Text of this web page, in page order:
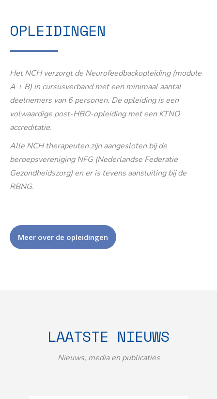
OPLEIDINGEN
Het NCH verzorgt de Neurofeedbackopleiding (module
A + B) in cursusverband met een minimaal aantal
deelnemers van 6 personen. De opleiding is een
volwaardige post-HBO-opleiding met een KTNO
accreditatie.
Alle NCH therapeuten zijn aangesloten bij de
beroepsvereniging NFG (Nederlandse Federatie
Gezondheidszorg) en er is tevens aansluiting bij de
RBNG.
Meer over de opleidingen
LAATSTE NIEUWS
Nieuws, media en publicaties